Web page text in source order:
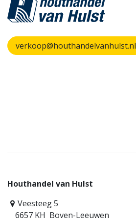
verkoop@houthandelvanhulst.nl
Houthandel van Hulst
Veesteeg 5
6657 KH Boven-Leeuwen